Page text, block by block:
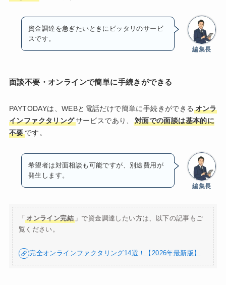
編集長
資金調達を急ぎたいときにピッタリのサービ
スです。
面談不要・オンラインで簡単に手続きができる
PAYTODAYは、WEBと電話だけで簡単に手続きができる オンラ
インファクタリングサービスであり、
対面での面談は基本的に
不要です。
編集長
希望者は対面相談も可能ですが、別途費用が
発生します。
「オンライン完結 」で資金調達したい方は、以下の記事もご
覧ください。
完全オンラインファクタリング14選！【2026年最新版】